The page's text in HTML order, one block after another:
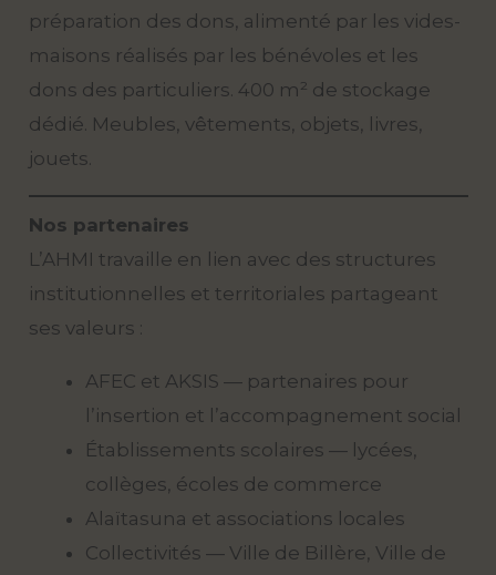
préparation des dons, alimenté par les vides-
maisons réalisés par les bénévoles et les
dons des particuliers. 400 m² de stockage
dédié. Meubles, vêtements, objets, livres,
jouets.
Nos partenaires
L’AHMI travaille en lien avec des structures
institutionnelles et territoriales partageant
ses valeurs :
AFEC et AKSIS — partenaires pour
l’insertion et l’accompagnement social
Établissements scolaires — lycées,
collèges, écoles de commerce
Alaïtasuna et associations locales
Collectivités — Ville de Billère, Ville de